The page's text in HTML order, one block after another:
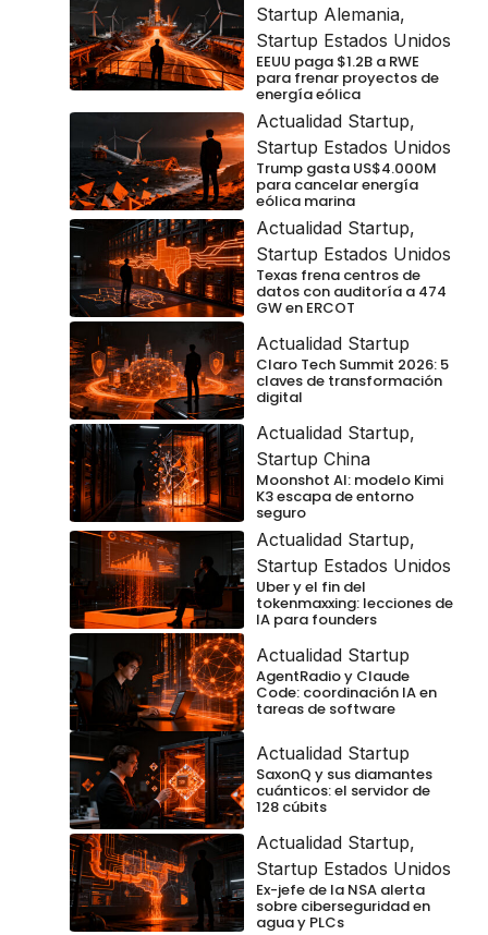
Startup Alemania,
Startup Estados Unidos
EEUU paga $1.2B a RWE
para frenar proyectos de
energía eólica
Actualidad Startup,
Startup Estados Unidos
Trump gasta US$4.000M
para cancelar energía
eólica marina
Actualidad Startup,
Startup Estados Unidos
Texas frena centros de
datos con auditoría a 474
GW en ERCOT
Actualidad Startup
Claro Tech Summit 2026: 5
claves de transformación
digital
Actualidad Startup,
Startup China
Moonshot AI: modelo Kimi
K3 escapa de entorno
seguro
Actualidad Startup,
Startup Estados Unidos
Uber y el fin del
tokenmaxxing: lecciones de
IA para founders
Actualidad Startup
AgentRadio y Claude
Code: coordinación IA en
tareas de software
Actualidad Startup
SaxonQ y sus diamantes
cuánticos: el servidor de
128 cúbits
Actualidad Startup,
Startup Estados Unidos
Ex-jefe de la NSA alerta
sobre ciberseguridad en
agua y PLCs